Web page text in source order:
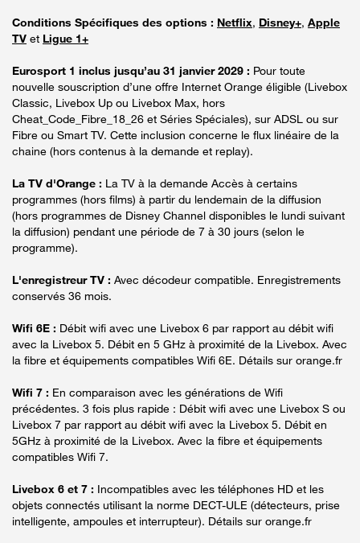
Conditions Spécifiques des options : Netflix, Disney+, Apple
TV et Ligue 1+
Eurosport 1 inclus jusqu’au 31 janvier 2029 : Pour toute
nouvelle souscription d’une offre Internet Orange éligible (Livebox
Classic, Livebox Up ou Livebox Max, hors
Cheat_Code_Fibre_18_26 et Séries Spéciales), sur ADSL ou sur
Fibre ou Smart TV. Cette inclusion concerne le flux linéaire de la
chaine (hors contenus à la demande et replay).
La TV d'Orange : La TV à la demande Accès à certains
programmes (hors films) à partir du lendemain de la diffusion
(hors programmes de Disney Channel disponibles le lundi suivant
la diffusion) pendant une période de 7 à 30 jours (selon le
programme).
L'enregistreur TV : Avec décodeur compatible. Enregistrements
conservés 36 mois.
Wifi 6E : Débit wifi avec une Livebox 6 par rapport au débit wifi
avec la Livebox 5. Débit en 5 GHz à proximité de la Livebox. Avec
la fibre et équipements compatibles Wifi 6E. Détails sur orange.fr
Wifi 7 : En comparaison avec les générations de Wifi
précédentes. 3 fois plus rapide : Débit wifi avec une Livebox S ou
Livebox 7 par rapport au débit wifi avec la Livebox 5. Débit en
5GHz à proximité de la Livebox. Avec la fibre et équipements
compatibles Wifi 7.
Livebox 6 et 7 : Incompatibles avec les téléphones HD et les
objets connectés utilisant la norme DECT-ULE (détecteurs, prise
intelligente, ampoules et interrupteur). Détails sur orange.fr